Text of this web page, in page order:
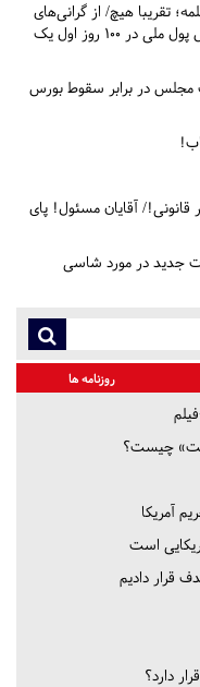
کلمه؛ تقریبا هیچ/ از گرانی‌های
بی‌سابقه سکه، طلا و تا بیشترین کاهش ارزش پول ملی در ۱۰۰ روز اول یک
مجلس در برابر سقوط بورس
آقایان مسئول! پای
جدید در مورد شاسی
روزنامه ها
چیست؟
آمریکا
است
قرار دادیم
دارد؟